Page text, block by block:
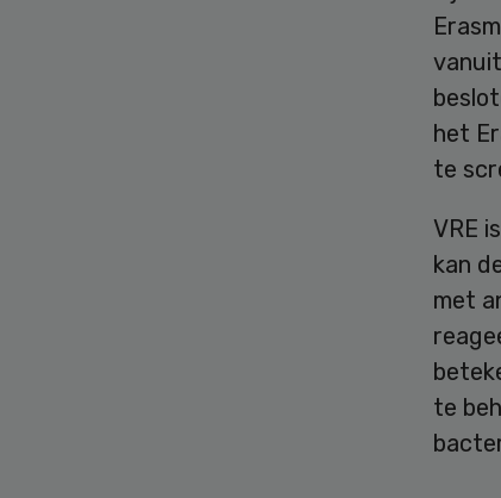
het
te
VRE
kan
met
te